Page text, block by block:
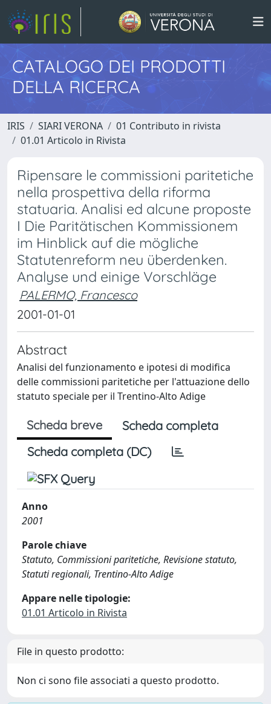
CATALOGO DEI PRODOTTI
DELLA RICERCA
IRIS SIARI VERONA
01 Contributo in rivista
01.01 Articolo in Rivista
Ripensare le commissioni paritetiche
nella prospettiva della riforma
statuaria. Analisi ed alcune proposte
I Die Paritätischen Kommissionem
im Hinblick auf die mögliche
Statutenreform neu überdenken.
Analyse und einige Vorschläge
PALERMO, Francesco
2001-01-01
Abstract
Analisi del funzionamento e ipotesi di modifica
delle commissioni paritetiche per l'attuazione dello
statuto speciale per il Trentino-Alto Adige
Scheda breve
Scheda completa
Scheda completa (DC)
Anno
2001
Parole chiave
Statuto, Commissioni paritetiche, Revisione statuto,
Statuti regionali, Trentino-Alto Adige
Appare nelle tipologie:
01.01 Articolo in Rivista
File in questo prodotto:
Non ci sono file associati a questo prodotto.